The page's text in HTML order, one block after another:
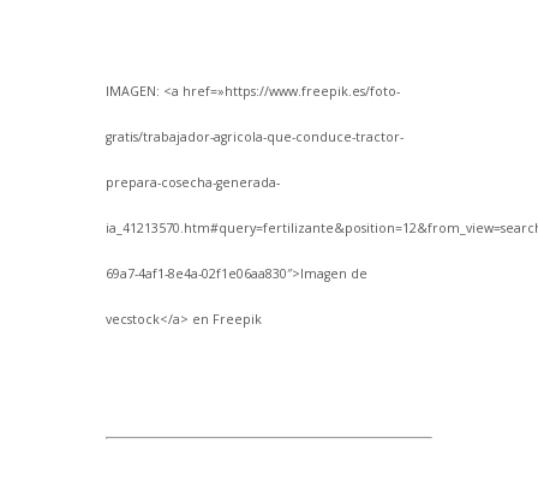
IMAGEN: <a href=»https://www.freepik.es/foto-
gratis/trabajador-agricola-que-conduce-tractor-
prepara-cosecha-generada-
69a7-4af1-8e4a-02f1e06aa830″>Imagen de
vecstock</a> en Freepik